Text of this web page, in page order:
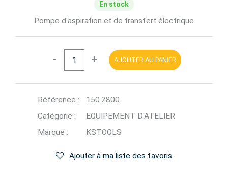
En stock
Pompe d'aspiration et de transfert électrique
- + AJOUTER AU PANIER
Référence :
150.2800
Catégorie :
EQUIPEMENT D'ATELIER
Marque :
KSTOOLS
Ajouter à ma liste des favoris